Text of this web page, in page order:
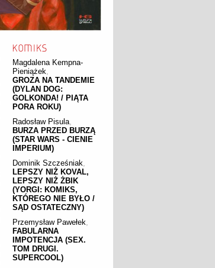
Magdalena Kempna-
Pieniążek,
GROZA NA TANDEMIE
(DYLAN DOG:
GOLKONDA! / PIĄTA
PORA ROKU)
Radosław Pisula,
BURZA PRZED BURZĄ
(STAR WARS - CIENIE
IMPERIUM)
Dominik Szcześniak,
LEPSZY NIŻ KOVAL,
LEPSZY NIŻ ŻBIK
(YORGI: KOMIKS,
KTÓREGO NIE BYŁO /
SĄD OSTATECZNY)
Przemysław Pawełek,
FABULARNA
IMPOTENCJA (SEX.
TOM DRUGI.
SUPERCOOL)